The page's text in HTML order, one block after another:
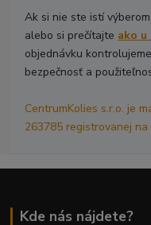
Ak si nie ste istí
alebo si prečítajte ako u
objednávku
bezpečnosť a
CentrumKolies s.r.o. je
263785 registrovanej na
Kde nás nájdete?